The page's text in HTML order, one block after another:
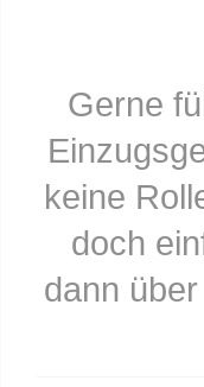
Gerne
keine
doch
dann